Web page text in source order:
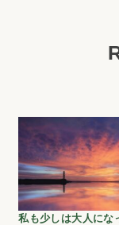
私も少しは大人にな